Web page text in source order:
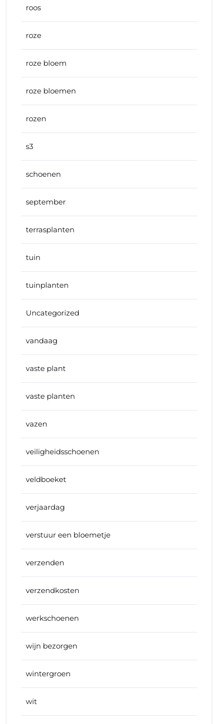
roos
roze
roze bloem
roze bloemen
rozen
s3
schoenen
september
terrasplanten
tuin
tuinplanten
Uncategorized
vandaag
vaste plant
vaste planten
vazen
veiligheidsschoenen
veldboeket
verjaardag
verstuur een bloemetje
verzenden
verzendkosten
werkschoenen
wijn bezorgen
wintergroen
wit